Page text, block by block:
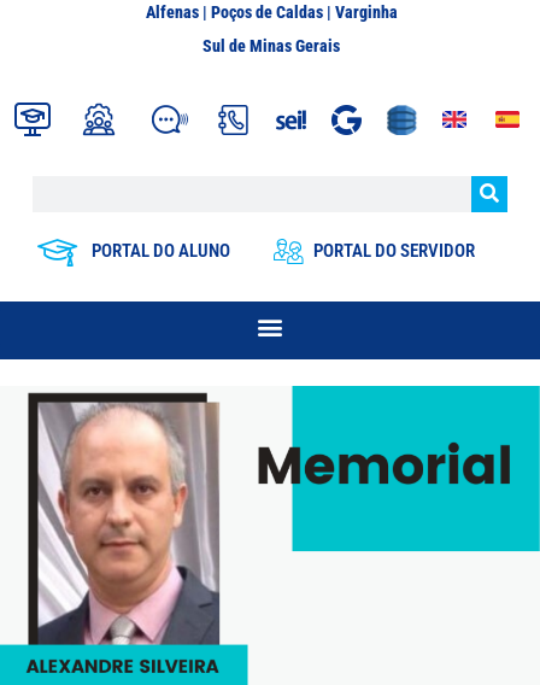
Alfenas | Poços de Caldas | Varginha
Sul de Minas Gerais
PORTAL DO ALUNO PORTAL DO SERVIDOR